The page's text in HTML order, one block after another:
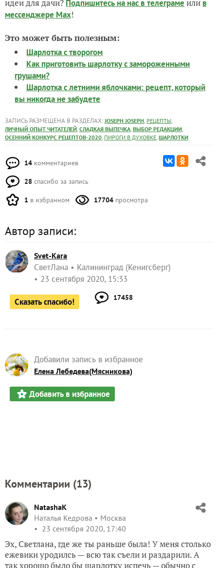
идеи для дачи? Подпишитесь на нас в телеграме или в
мессенджере Max!
Это может быть полезным:
Шарлотка с творогом
Как приготовить шарлотку с замороженными
грушами?
Шарлотка с летними яблочками: рецепт, который
вы никогда не забудете
ЗАПИСЬ РАЗМЕЩЕНА В РАЗДЕЛАХ: JOSEPH JOSEPH, РЕЦЕПТЫ,
ЛИЧНЫЙ ОПЫТ ЧИТАТЕЛЕЙ, СЛАДКАЯ ВЫПЕЧКА, ВЫБОР РЕДАКЦИИ,
ОСЕННИЙ КОНКУРС РЕЦЕПТОВ-2020, ПИРОГИ В ДУХОВКЕ, ШАРЛОТКИ
14 комментариев
28 спасибо за запись
1 в избранном 17704 просмотра
Автор записи:
Svet-Kara
СветЛана
Калининград (Кенигсберг)
23 сентября 2020, 15:33
Сказать спасибо! 17458
Добавили запись в избранное
Елена Лебедева(Мясникова)
Добавить в избранное
Комментарии (13)
NatashaK
Наталья Кедрова
Москва
23 сентября 2020, 17:40
Эх, Светлана, где же ты раньше была! У меня столько
ежевики уродилсь — всю так съели и раздарили. А
так хорошо было бы шарлотку испечь — обычно с